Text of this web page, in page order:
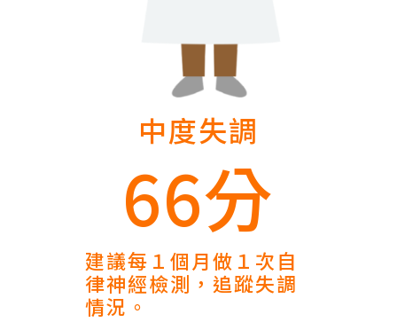
中度失調
66分
建議每１個月做１次自
律神經檢測，追蹤失調
情況。